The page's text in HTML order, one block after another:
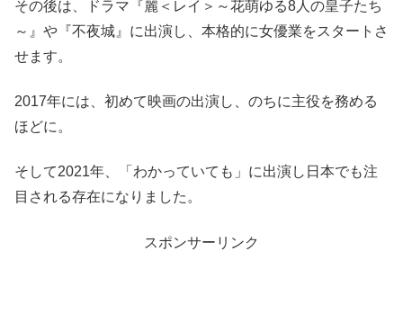
その後は、ドラマ『麗＜レイ＞～花萌ゆる8人の皇子たち
～』や『不夜城』に出演し、本格的に女優業をスタートさ
せます。
2017年には、初めて映画の出演し、のちに主役を務める
ほどに。
そして2021年、「わかっていても」に出演し日本でも注
目される存在になりました。
スポンサーリンク